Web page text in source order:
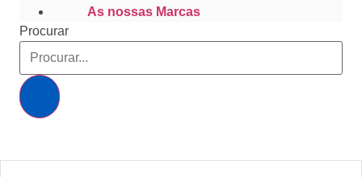
As nossas Marcas
Procurar